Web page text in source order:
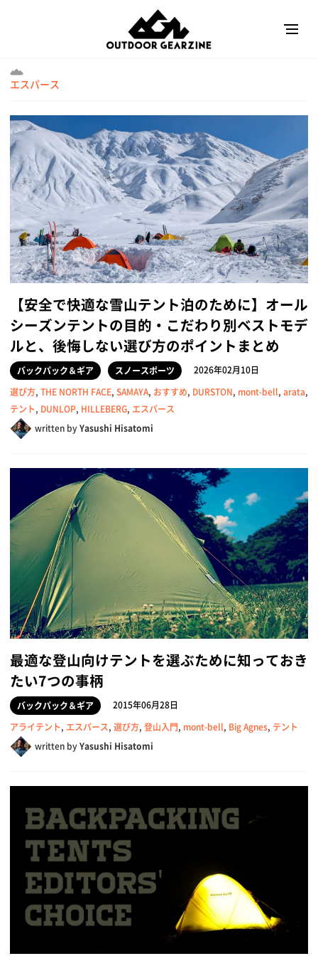
エスパース
【安全で快適な雪山テント泊のために】オール
シーズンテントの目的・こだわり別ベストモデ
ルと、後悔しない選び方のポイントまとめ
バックパック＆ギア スノースポーツ
2026年02月10日
選び方, THE NORTH FACE, SAMAYA, おすすめ, DURSTON, mont-bell, arata,
テント, DUNLOP, HILLEBERG, エスパース
written byYasushi Hisatomi
最適な登山向けテントを選ぶために知っておき
たい7つの事柄
バックパック＆ギア
2015年06月28日
アライテント, エスパース, 選び方, 登山入門, mont-bell, Big Agnes, テント
written byYasushi Hisatomi